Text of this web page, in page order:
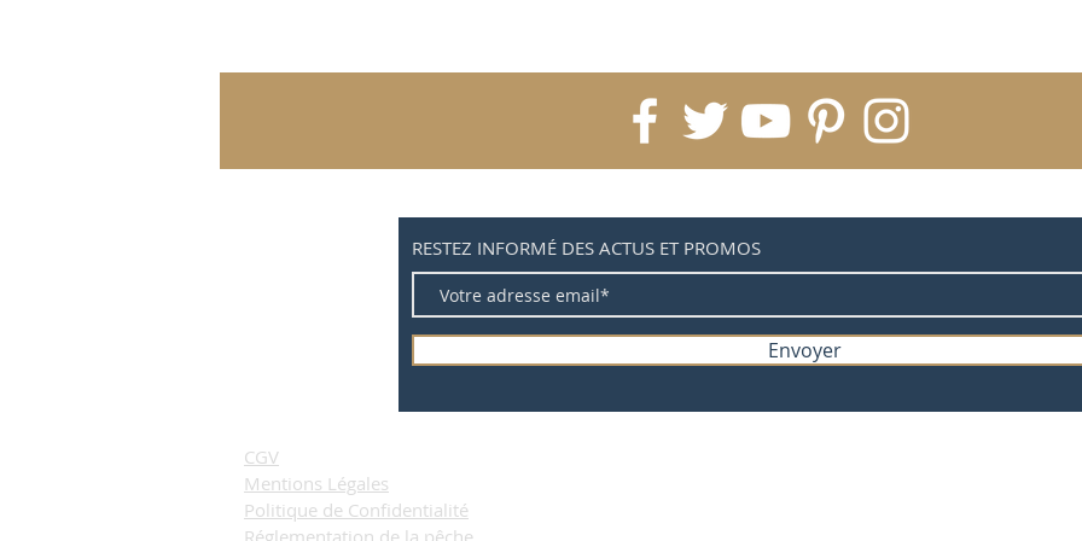
RESTEZ INFORMÉ DES ACTUS ET PROMOS
Envoyer
CGV
Mentions Légales
Politique de Confidentialité
Réglementation de la pêche